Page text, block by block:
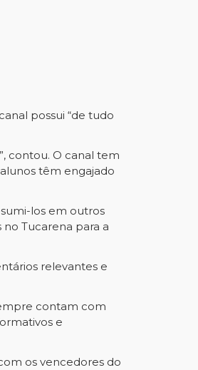
possui “de tudo
contou. O canal tem
têm engajado
los em outros
Tucarena para a
relevantes e
contam com
e
os vencedores do